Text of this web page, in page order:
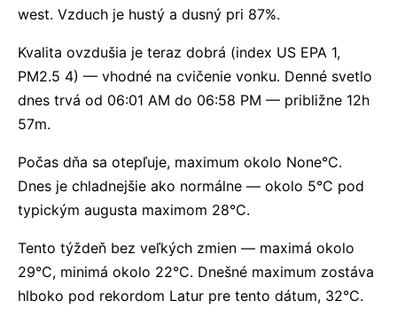
west. Vzduch je hustý a dusný pri 87%.
Kvalita ovzdušia je teraz dobrá (index US EPA 1,
PM2.5 4) — vhodné na cvičenie vonku. Denné svetlo
dnes trvá od 06:01 AM do 06:58 PM — približne 12h
57m.
Počas dňa sa otepľuje, maximum okolo None°C.
Dnes je chladnejšie ako normálne — okolo 5°C pod
typickým augusta maximom 28°C.
Tento týždeň bez veľkých zmien — maximá okolo
29°C, minimá okolo 22°C. Dnešné maximum zostáva
hlboko pod rekordom Latur pre tento dátum, 32°C.